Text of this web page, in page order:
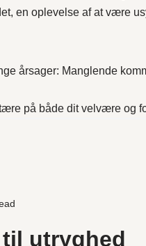
en oplevelse af at være
årsager: Manglende
på både dit velvære og
utryghed